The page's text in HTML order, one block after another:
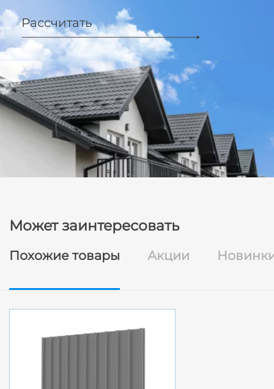
Рассчитать
Может заинтересовать
Похожие товары Акции